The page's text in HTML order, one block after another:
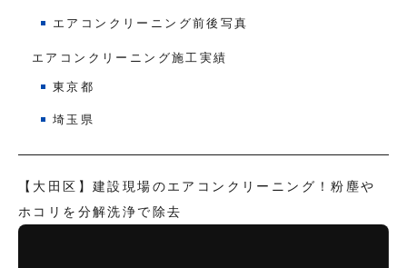
エアコンクリーニング前後写真
エアコンクリーニング施工実績
東京都
埼玉県
【大田区】建設現場のエアコンクリーニング！粉塵や
ホコリを分解洗浄で除去